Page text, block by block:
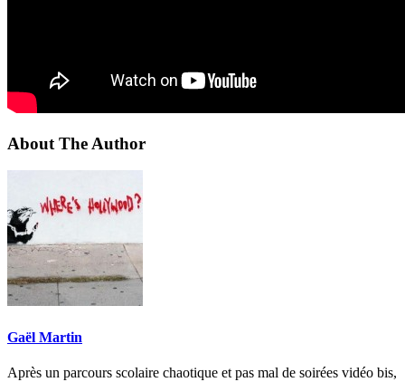
About The Author
Gaël Martin
Après un parcours scolaire chaotique et pas mal de soirées vidéo bis,